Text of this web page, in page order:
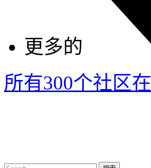
更多的
所有300个社区在